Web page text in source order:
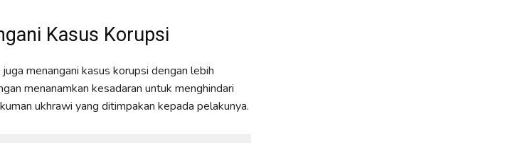
Kasus Korupsi
menangani kasus korupsi dengan lebih
menanamkan kesadaran untuk menghindari
ukhrawi yang ditimpakan kepada pelakunya.